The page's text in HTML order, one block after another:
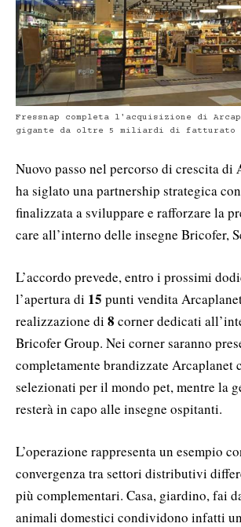
Fressnap completa l'acquisizione di
gigante da oltre 5 miliardi di fatturato
Nuovo passo nel percorso di crescita di
ha siglato una partnership strategica con
finalizzata a sviluppare e rafforzare la
care all’interno delle insegne Bricofer,
L’accordo prevede, entro i prossimi
l’apertura di 15 punti vendita
realizzazione di 8 corner dedicati
Bricofer Group. Nei corner saranno
completamente brandizzate Arcaplanet
selezionati per il mondo pet, mentre la
resterà in capo alle insegne ospitanti.
L’operazione rappresenta un esempio
convergenza tra settori distributivi
più complementari. Casa, giardino, fai
animali domestici condividono infatti